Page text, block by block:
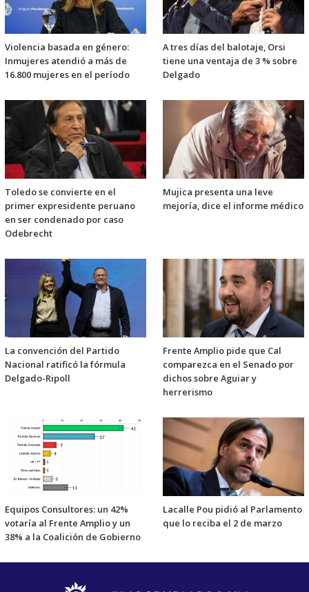
Violencia basada en género:
Inmujeres atendió a más de
16.800 mujeres en el período
A tres días del balotaje, Orsi
tiene una ventaja de 3 % sobre
Delgado
Toledo se convierte en el
primer expresidente peruano
en ser condenado por caso
Odebrecht
Mujica presenta una leve
mejoría, dice el informe médico
La convención del Partido
Nacional ratificó la fórmula
Delgado-Ripoll
Frente Amplio pide que Cal
comparezca en el Senado por
dichos sobre Aguiar y
herrerismo
Equipos Consultores: un 42%
votaría al Frente Amplio y un
38% a la Coalición de Gobierno
Lacalle Pou pidió al Parlamento
que lo reciba el 2 de marzo